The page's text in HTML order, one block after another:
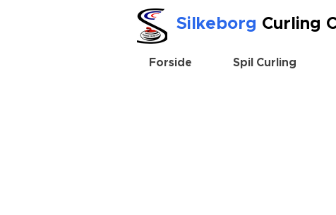
Silkeborg Curling
Forside Spil Curling